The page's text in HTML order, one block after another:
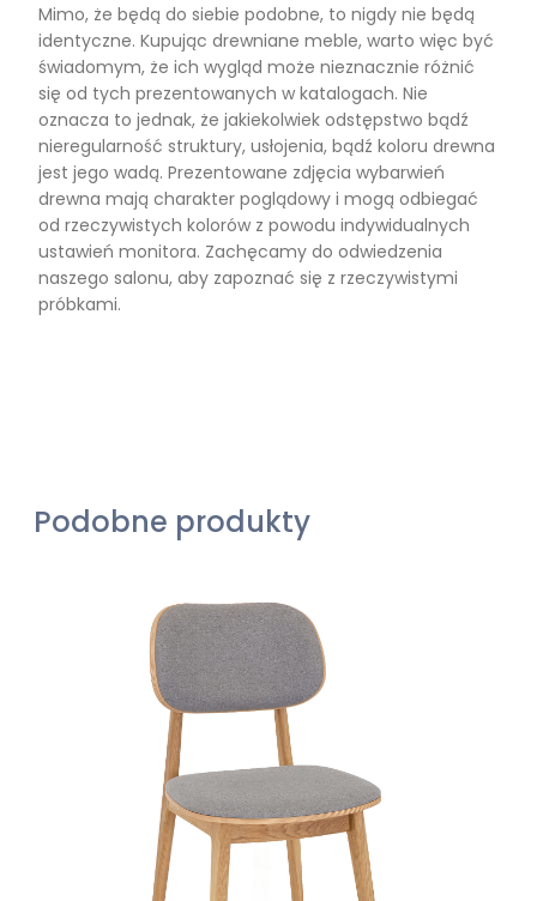
Mimo, że będą do siebie podobne, to nigdy nie będą
identyczne. Kupując drewniane meble, warto więc być
świadomym, że ich wygląd może nieznacznie różnić
się od tych prezentowanych w katalogach. Nie
oznacza to jednak, że jakiekolwiek odstępstwo bądź
nieregularność struktury, usłojenia, bądź koloru drewna
jest jego wadą. Prezentowane zdjęcia wybarwień
drewna mają charakter poglądowy i mogą odbiegać
od rzeczywistych kolorów z powodu indywidualnych
ustawień monitora. Zachęcamy do odwiedzenia
naszego salonu, aby zapoznać się z rzeczywistymi
próbkami.
Podobne produkty